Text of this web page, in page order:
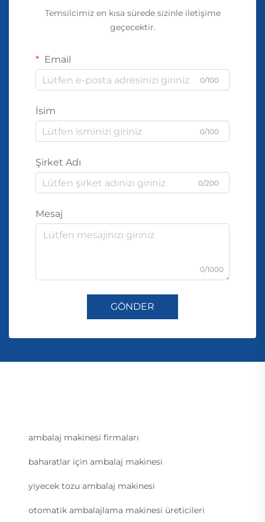
Temsilcimiz en kısa sürede sizinle iletişime
geçecektir.
Email
0/100
İsim
0/100
Şirket Adı
0/200
Mesaj
0/1000
GÖNDER
ambalaj makinesi firmaları
baharatlar için ambalaj makinesi
yiyecek tozu ambalaj makinesi
otomatik ambalajlama makinesi üreticileri